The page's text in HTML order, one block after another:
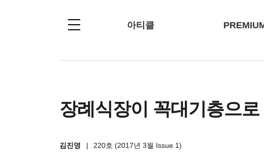
아티클
장례식장이 꼭대기층으
김진영 | 220호 (2017년 3월 Issue 1)